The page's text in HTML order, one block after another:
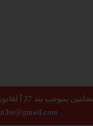
الحقوق الأدبية لسنة 2007، يرجى ارسال رسالة الى: